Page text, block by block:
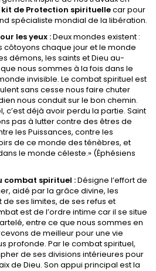
kit de Protection spirituellecar pour
spécialiste mondial de la libération.
les yeux :Deux mondes existent :
côtoyons chaque jour et le monde
démons, les saints et Dieu au-
nous sommes à la fois dans le
invisible. Le combat spirituel est
sans cesse nous faire chuter
nous conduit sur le bon chemin.
c’est déjà avoir perdu la partie. Saint
pas à lutter contre des êtres de
les Puissances, contre les
de ce monde des ténèbres, et
le monde céleste.» (Éphésiens
combat spirituel :Désigne l’effort de
aidé par la grâce divine, les
ses limites, de ses refus et
est de l’ordre intime car il se situe
entre ce que nous sommes en
de meilleur pour une vie
profonde. Par le combat spirituel,
de ses divisions intérieures pour
de Dieu. Son appui principal est la